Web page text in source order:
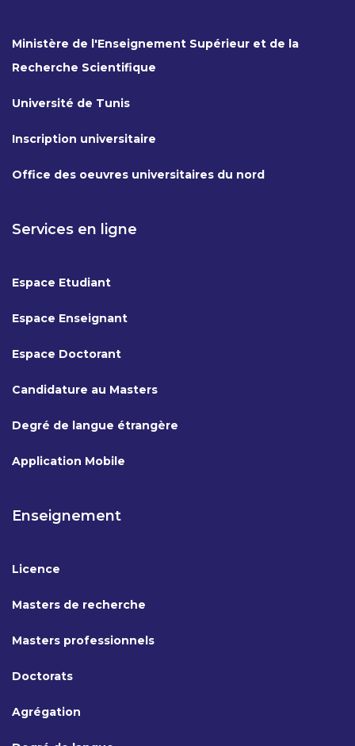
Ministère de l'Enseignement Supérieur et de la
Recherche Scientifique
Université de Tunis
Inscription universitaire
Office des oeuvres universitaires du nord
Services en ligne
Espace Etudiant
Espace Enseignant
Espace Doctorant
Candidature au Masters
Degré de langue étrangère
Application Mobile
Enseignement
Licence
Masters de recherche
Masters professionnels
Doctorats
Agrégation